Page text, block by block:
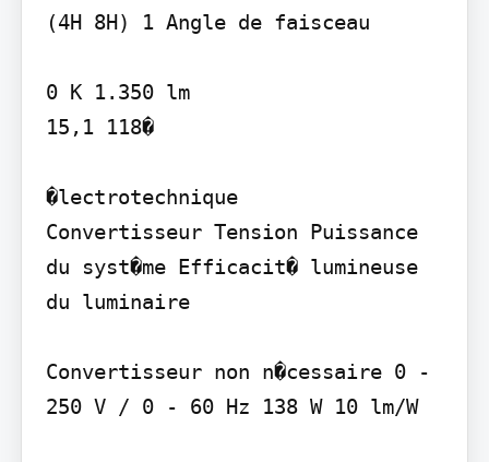
(4H 8H) 1 Angle de faisceau
0 K 1.350 lm
15,1 118�
�lectrotechnique
Convertisseur Tension Puissance
du syst�me Efficacit� lumineuse
du luminaire
Convertisseur non n�cessaire 0 -
250 V / 0 - 60 Hz 138 W 10 lm/W